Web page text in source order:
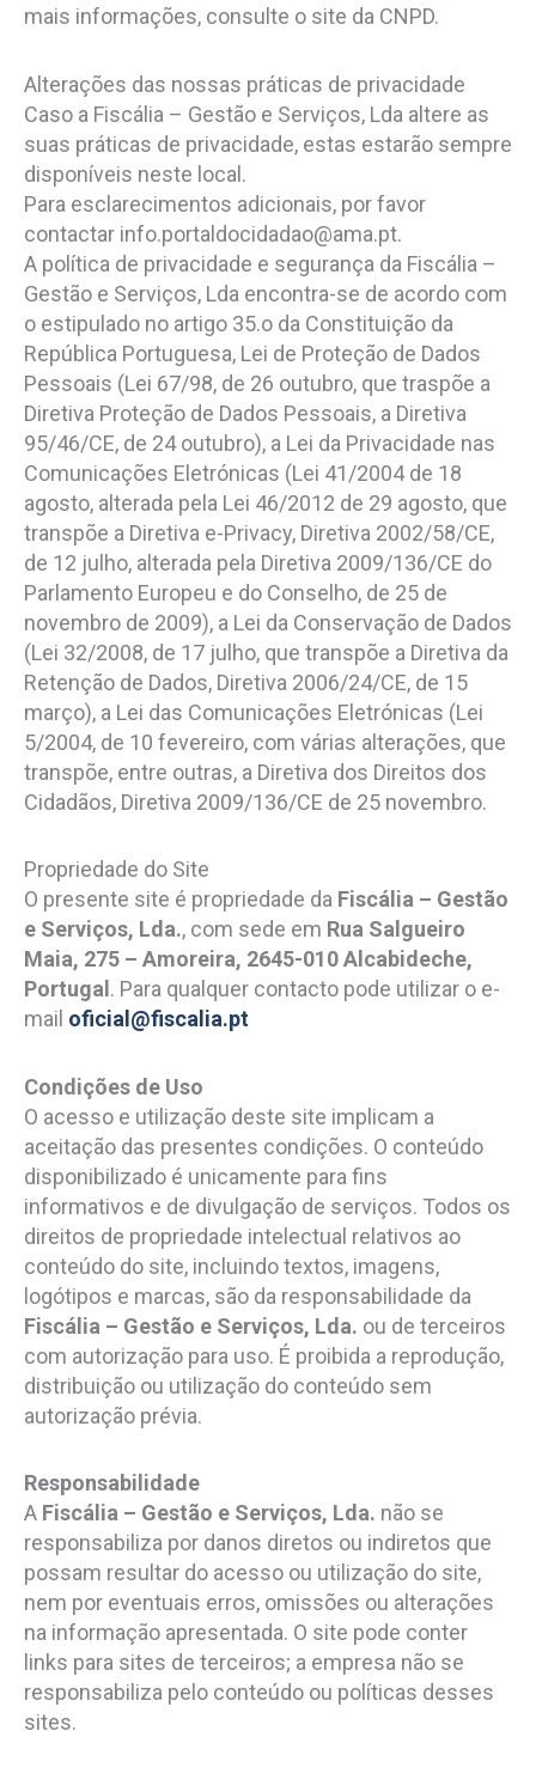
mais informações, consulte o site da CNPD.
Alterações das nossas práticas de privacidade
Caso a Fiscália – Gestão e Serviços, Lda altere as
suas práticas de privacidade, estas estarão sempre
disponíveis neste local.
Para esclarecimentos adicionais, por favor
contactar info.portaldocidadao@ama.pt.
A política de privacidade e segurança da Fiscália –
Gestão e Serviços, Lda encontra-se de acordo com
o estipulado no artigo 35.o da Constituição da
República Portuguesa, Lei de Proteção de Dados
Pessoais (Lei 67/98, de 26 outubro, que traspõe a
Diretiva Proteção de Dados Pessoais, a Diretiva
95/46/CE, de 24 outubro), a Lei da Privacidade nas
Comunicações Eletrónicas (Lei 41/2004 de 18
agosto, alterada pela Lei 46/2012 de 29 agosto, que
transpõe a Diretiva e-Privacy, Diretiva 2002/58/CE,
de 12 julho, alterada pela Diretiva 2009/136/CE do
Parlamento Europeu e do Conselho, de 25 de
novembro de 2009), a Lei da Conservação de Dados
(Lei 32/2008, de 17 julho, que transpõe a Diretiva da
Retenção de Dados, Diretiva 2006/24/CE, de 15
março), a Lei das Comunicações Eletrónicas (Lei
5/2004, de 10 fevereiro, com várias alterações, que
transpõe, entre outras, a Diretiva dos Direitos dos
Cidadãos, Diretiva 2009/136/CE de 25 novembro.
Propriedade do Site
O presente site é propriedade da Fiscália – Gestão
e Serviços, Lda., com sede em Rua Salgueiro
Maia, 275 – Amoreira, 2645-010 Alcabideche,
Portugal . Para qualquer contacto pode utilizar o e-
mail oficial@fiscalia.pt
Condições de Uso
O acesso e utilização deste site implicam a
aceitação das presentes condições. O conteúdo
disponibilizado é unicamente para fins
informativos e de divulgação de serviços. Todos os
direitos de propriedade intelectual relativos ao
conteúdo do site, incluindo textos, imagens,
logótipos e marcas, são da responsabilidade da
Fiscália – Gestão e Serviços, Lda. ou de terceiros
com autorização para uso. É proibida a reprodução,
distribuição ou utilização do conteúdo sem
autorização prévia.
Responsabilidade
A Fiscália – Gestão e Serviços, Lda. não se
responsabiliza por danos diretos ou indiretos que
possam resultar do acesso ou utilização do site,
nem por eventuais erros, omissões ou alterações
na informação apresentada. O site pode conter
links para sites de terceiros; a empresa não se
responsabiliza pelo conteúdo ou políticas desses
sites.